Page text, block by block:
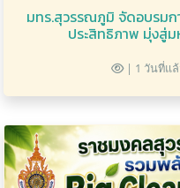
มทร.สุวรรณภูมิ จัดอบรมก
ประสิทธิภาพ มุ่งสู่
| 1 วันที่แล้